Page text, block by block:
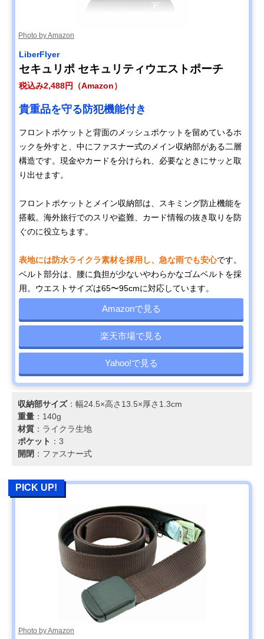
Photo by Amazon
LiberFlyer
セキュリポ セキュリティウエストポーチ
税込み2,488円（Amazon）
貴重品を守る防犯機能付き
フロントポケットと背面のメッシュポケットを留めているホ
ックを外すと、中にファスナー式のメイン収納部がある二層
構造です。現金やカードを分けられ、必要なときにサッと取
り出せます。
フロントポケットとメイン収納部は、スキミング防止機能を
搭載。海外旅行でのスリや盗難、カード情報の抜き取りを防
ぐのに役立ちます。
表地には防水ライクラ素材を採用し、急な雨でも安心です。
ベルト部分は、腰に負担が少ないやわらかなゴムベルトを採
用。ウエストサイズは65〜95cmに対応しています。
Amazonで見る
楽天市場で見る
Yahoo!で見る
収納部サイズ：幅24.5×高さ13.5×厚さ1.3cm
重量 ：140g
材質 ：ライクラ生地
ポケット ：3
開閉 ：ファスナー式
PICK UP!
Photo by Amazon